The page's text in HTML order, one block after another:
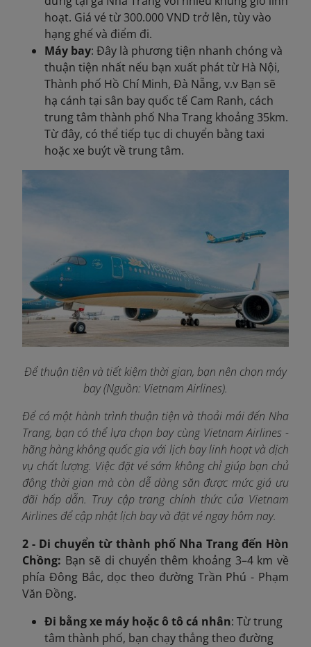
hoạt. Giá vé từ 300.000 VND trở lên, tùy vào
hạng ghế và điểm đi.
Máy bay: Đây là phương tiện nhanh chóng và
thuận tiện nhất nếu bạn xuất phát từ Hà Nội,
Thành phố Hồ Chí Minh, Đà Nẵng, v.v Bạn sẽ
hạ cánh tại sân bay quốc tế Cam Ranh, cách
trung tâm thành phố Nha Trang khoảng 35km.
Từ đây, có thể tiếp tục di chuyển bằng taxi
hoặc xe buýt về trung tâm.
Để thuận tiện và tiết kiệm thời gian, bạn nên chọn máy
bay (Nguồn: Vietnam Airlines).
Để có một hành trình thuận tiện và thoải mái đến Nha
Trang, bạn có thể lựa chọn bay cùng Vietnam Airlines -
hãng hàng không quốc gia với lịch bay linh hoạt và dịch
vụ chất lượng. Việc đặt vé sớm không chỉ giúp bạn chủ
động thời gian mà còn dễ dàng săn được mức giá ưu
đãi hấp dẫn. Truy cập trang chính thức của Vietnam
Airlines để cập nhật lịch bay và đặt vé ngay hôm nay.
2 - Di chuyển từ thành phố Nha Trang đến Hòn
Chồng: Bạn sẽ di chuyển thêm khoảng 3–4 km về
phía Đông Bắc, dọc theo đường Trần Phú - Phạm
Văn Đồng.
Đi bằng xe máy hoặc ô tô cá nhân: Từ trung
tâm thành phố, bạn chạy thẳng theo đường